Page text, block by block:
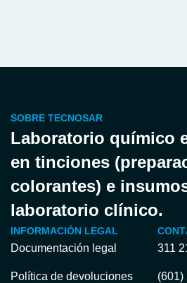
SOBRE TECNOSAR
Laboratorio químico
en tinciones
colorantes) e
laboratorio clínico.
INFORMACIÓN LEGAL
Documentación legal
Política de devoluciones
311
(601)